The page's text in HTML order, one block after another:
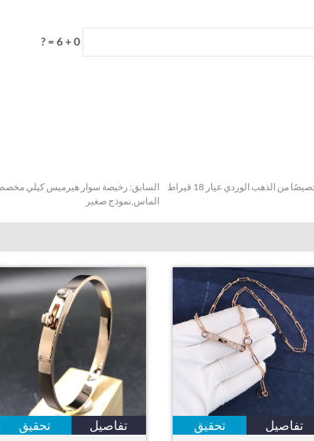
0 + 6 = ?
السابق:
الماس,نموذج صغير
خاتم بلغاري جيلاتي بلغاري جيلاتي مصنوع خصيصًا من الذهب الوردي عيار 18 قيراط
تفاصيل
تحقيق
تفاصيل
تحقيق